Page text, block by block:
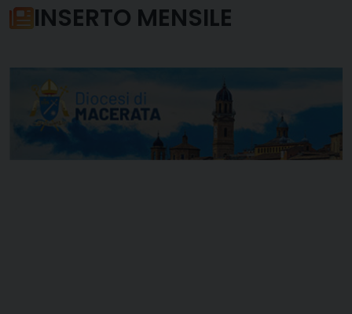
INSERTO MENSILE